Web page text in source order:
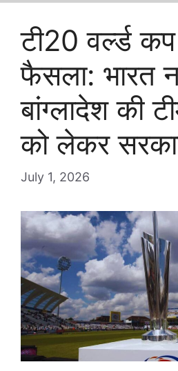
टी20 वर्ल्ड
फैसला: भारत
बांग्लादेश की
को लेकर
July 1, 2026